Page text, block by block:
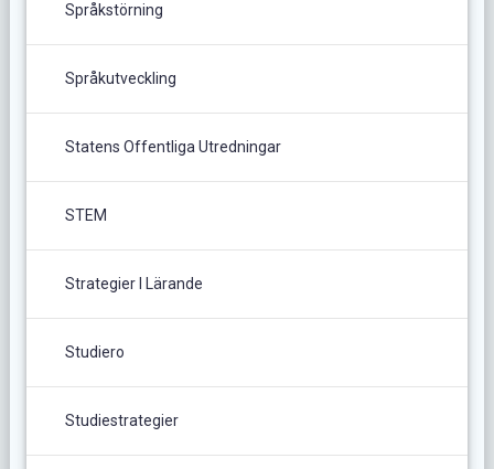
Språkstörning
Språkutveckling
Statens Offentliga Utredningar
STEM
Strategier I Lärande
Studiero
Studiestrategier